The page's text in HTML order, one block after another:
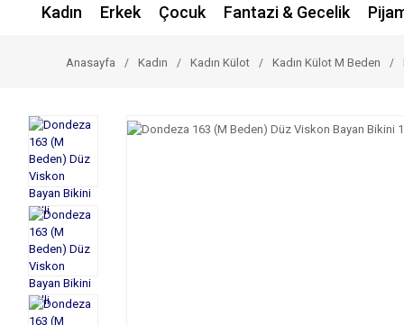
Kadın Erkek Çocuk Fantazi & Gecelik
Anasayfa Kadın Kadın Külot Kadın Külot M Beden